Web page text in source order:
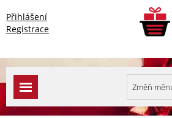
Přihlášení
Registrace